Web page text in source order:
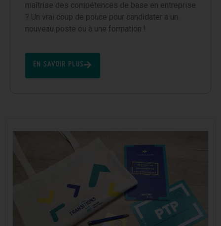
maîtrise des compétences de base en entreprise
? Un vrai coup de pouce pour candidater à un
nouveau poste ou à une formation !
EN SAVOIR PLUS